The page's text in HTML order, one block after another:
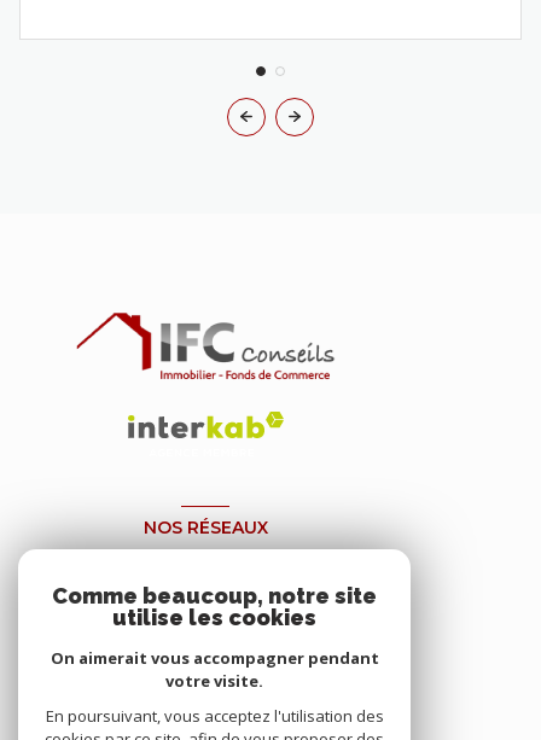
NOS RÉSEAUX
Comme beaucoup, notre site
utilise les cookies
On aimerait vous accompagner pendant
votre visite.
En poursuivant, vous acceptez l'utilisation des